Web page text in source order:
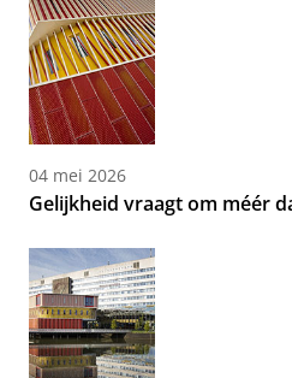
04 mei 2026
Gelijkheid vraagt om méér